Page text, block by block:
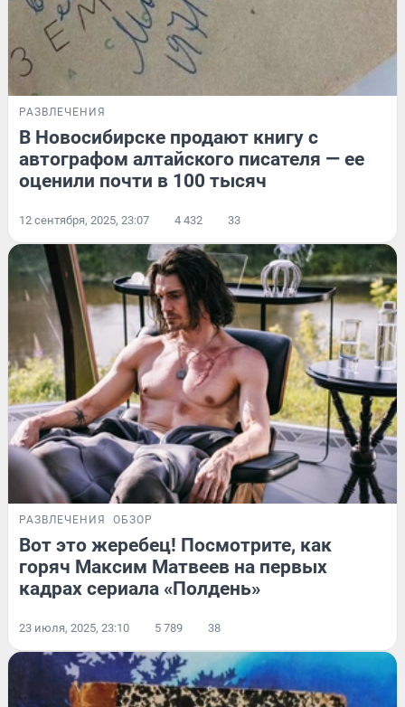
РАЗВЛЕЧЕНИЯ
В Новосибирске продают книгу с
автографом алтайского писателя — ее
оценили почти в 100 тысяч
12 сентября, 2025, 23:07 4 432 33
РАЗВЛЕЧЕНИЯ ОБЗОР
Вот это жеребец! Посмотрите, как
горяч Максим Матвеев на первых
кадрах сериала «Полдень»
23 июля, 2025, 23:10 5 789 38